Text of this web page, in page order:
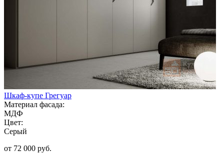
Шкаф-купе Грегуар
Материал фасада:
МДФ
Цвет:
Серый
от 72 000 руб.